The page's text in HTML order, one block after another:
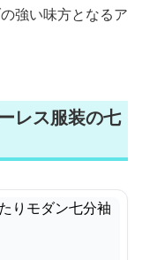
強い味方となるア
レス服装の七